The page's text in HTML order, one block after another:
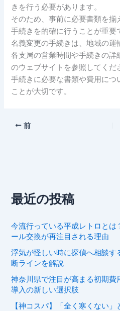
きを行う必要があります。
そのため、事前に必要書類を
手続きを的確に行うことが重要
名義変更の手続きは、地域の運
各支局の営業時間や手続きの
のウェブサイトを参照してくだ
手続きに必要な書類や費用につ
ことが大切です。
前
最近の投稿
今流行っている平成レトロとは
ール交換が再注目される理由
浮気が怪しい時に探偵へ相談す
断ラインを解説
神奈川県で注目が高まる初期
導入の新しい選択肢
【神コスパ】「全く寒くない